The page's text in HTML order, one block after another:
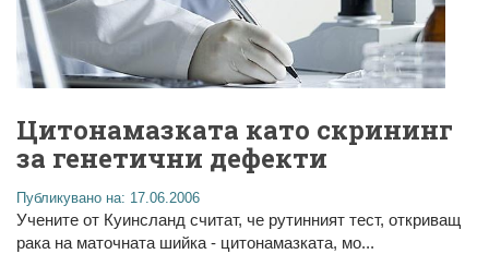
Цитонамазката като скрининг
за генетични дефекти
Публикувано на: 17.06.2006
Учените от Куинсланд считат, че рутинният тест, откриващ
рака на маточната шийка - цитонамазката, мо...